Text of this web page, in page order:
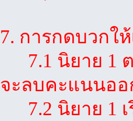
7. การกดบวกใ
7.1 นิยาย 1 ต
จะลบคะแนนออ
7.2 นิยาย 1 เ